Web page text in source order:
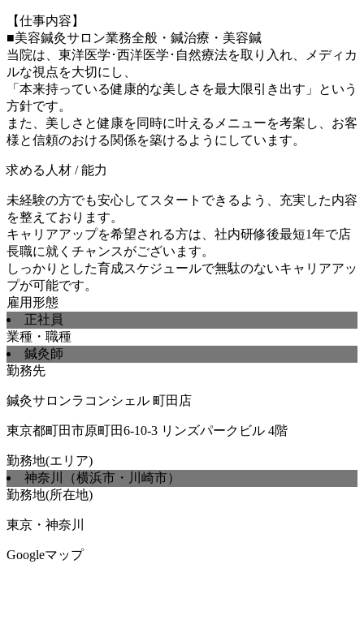
【仕事内容】
■美容鍼灸サロン業務全般・鍼治療・美容鍼
当院は、東洋医学･西洋医学･自然療法を取り入れ、メディカ
ルな視点を大切にし、
「本来持っている健康的な美しさを最大限引き出す」という
方針です。
また、美しさと健康を同時に叶えるメニューを考案し、お客
様と信頼のおける関係を築けるようにしています。
求める人材 / 能力
未経験の方でも安心してスタートできるよう、充実した内容
を整えております。
キャリアアップを希望される方は、社内研修後最短1年で店
長職に就くチャンスがございます。
しっかりとした育成スケジュールで無駄のないキャリアアッ
プが可能です。
雇用形態
正社員
業種・職種
鍼灸師
勤務先
鍼灸サロンラコンシェル 町田店
東京都町田市原町田6-10-3 リンズパークビル 4階
勤務地(エリア)
神奈川（横浜市・川崎市）
勤務地(所在地)
東京・神奈川
Googleマップ